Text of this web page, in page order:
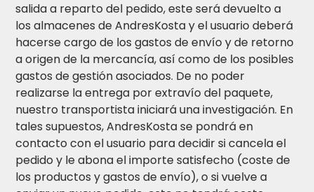
salida a reparto del pedido, este será devuelto a
los almacenes de AndresKosta y el usuario deberá
hacerse cargo de los gastos de envío y de retorno
a origen de la mercancía, así como de los posibles
gastos de gestión asociados. De no poder
realizarse la entrega por extravío del paquete,
nuestro transportista iniciará una investigación. En
tales supuestos, AndresKosta se pondrá en
contacto con el usuario para decidir si cancela el
pedido y le abona el importe satisfecho (coste de
los productos y gastos de envío), o si vuelve a